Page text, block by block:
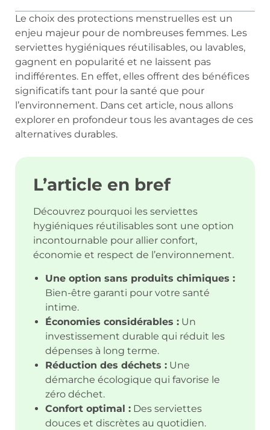
Le choix des protections menstruelles est un
enjeu majeur pour de nombreuses femmes. Les
serviettes hygiéniques réutilisables, ou lavables,
gagnent en popularité et ne laissent pas
indifférentes. En effet, elles offrent des bénéfices
significatifs tant pour la santé que pour
l’environnement. Dans cet article, nous allons
explorer en profondeur tous les avantages de ces
alternatives durables.
L’article en bref
Découvrez pourquoi les serviettes
hygiéniques réutilisables sont une option
incontournable pour allier confort,
économie et respect de l’environnement.
Une option sans produits chimiques :
Bien-être garanti pour votre santé
intime.
Économies considérables : Un
investissement durable qui réduit les
dépenses à long terme.
Réduction des déchets : Une
démarche écologique qui favorise le
zéro déchet.
Confort optimal : Des serviettes
douces et discrètes au quotidien.